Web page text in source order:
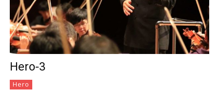
Hero-3
Hero